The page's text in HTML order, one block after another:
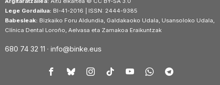
Lege Gordailua: BI-41-2016 | ISSN: 2444-9385
Babesleak: Bizkaiko Foru Aldundia, Galdakaoko Udala, Usansoloko Udala,
Clínica Dental Loroño, Aelvasa eta Zamakoa Eraikuntzak
680 74 32 11 · info@binke.eus